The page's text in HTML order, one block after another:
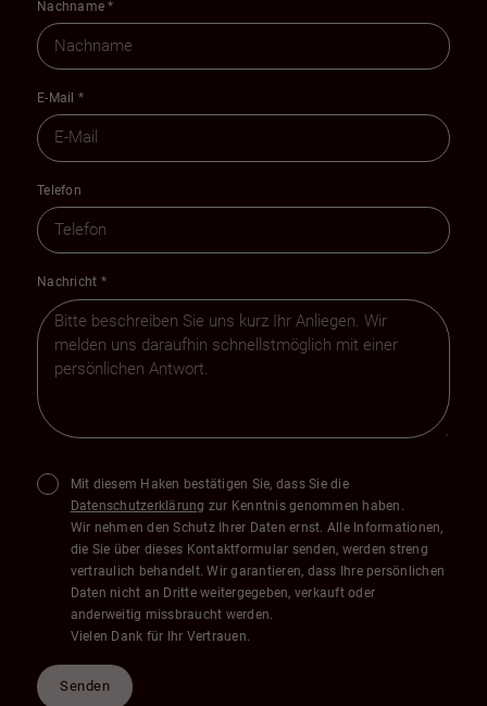
Nachname*
E-Mail *
Telefon
Nachricht *
Mit diesem Haken bestätigen Sie, dass Sie die
Datenschutzerklärung zur Kenntnis genommen haben.
Wir nehmen den Schutz Ihrer Daten ernst. Alle Informationen,
die Sie über dieses Kontaktformular senden, werden streng
vertraulich behandelt. Wir garantieren, dass Ihre persönlichen
Daten nicht an Dritte weitergegeben, verkauft oder
anderweitig missbraucht werden.
Vielen Dank für Ihr Vertrauen.
Senden